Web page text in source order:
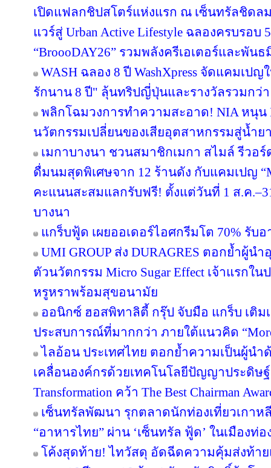
เปิดแฟลกชิปสโตร์แห่งแรก ณ เซ็นทรัลชิดล
แวร์สู่ Urban Active Lifestyle ฉลองครบรอ
“BroooDAY26” รวมพลังครีเอเตอร์และพั
WASH ฉลอง 8 ปี WashXpress จัดแคมเป
รักนาน 8 ปี" ลุ้นทริปญี่ปุ่นและรางวัลรวมกว่า
พลิกโฉมวงการทำความสะอาด! NIA หนุน
นวัตกรรมเปลี่ยนของเสียอุตสาหกรรมสู่น้ำ
เมกาบางนา ชวนสมาชิกเมกา สไมล์ รีวอ
ดื่มนมสุดพิเศษจาก 12 ร้านดัง กับแคมเปญ
คะแนนสะสมแลกรับฟรี! ตั้งแต่วันที่ 1 ส.ค
บางนา
แกร็บฟู้ด เผยออเดอร์ไอศกรีมโต 70% รับอ
UMI GROUP ส่ง DURAGRES ตอกย้ำผู้น
ตัวนวัตกรรม Micro Sugar Effect เจ้าแรกใ
หรูหราพร้อมสุขอนามัย
ออนิกซ์ ฮอสพิทาลิตี้ กรุ๊ป จับมือ แกร็บ เติม
ประสบการณ์ที่มากกว่า ภายใต้แนวคิด “More
ไลอ้อน ประเทศไทย ตอกย้ำความเป็นผู้น
เคลื่อนองค์กรด้วยเทคโนโลยีปัญญาประดิษฐ์
Transformation คว้า The Best Chairman
เซ็นทรัลพัฒนา รุกตลาดนักท่องเที่ยวเกาห
“อาหารไทย” ผ่าน ‘เซ็นทรัล ฟู้ด’ ในเมืองท่อ
โค้งสุดท้าย! ไทวัสดุ อัดฉีดความคุ้มส่งท้า